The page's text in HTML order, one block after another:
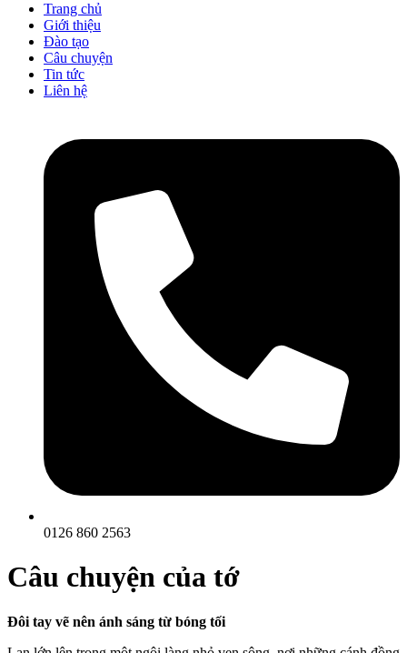
Trang chủ
Giới thiệu
Đào tạo
Câu chuyện
Tin tức
Liên hệ
0126 860 2563
Câu chuyện của tớ
Đôi tay vẽ nên ánh sáng từ bóng tối